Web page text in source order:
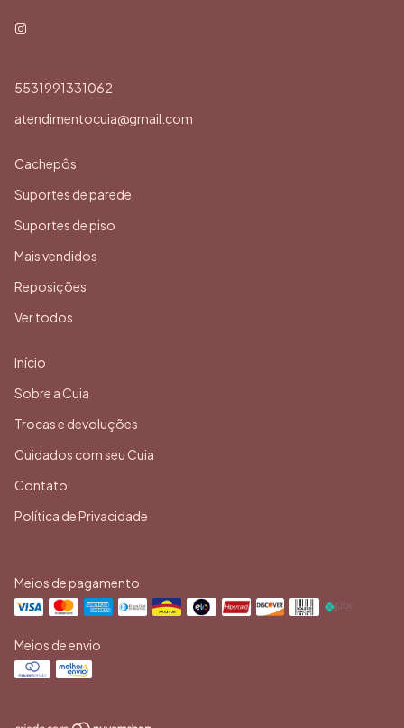
5531991331062
atendimentocuia@gmail.com
Cachepôs
Suportes de parede
Suportes de piso
Mais vendidos
Reposições
Ver todos
Início
Sobre a Cuia
Trocas e devoluções
Cuidados com seu Cuia
Contato
Política de Privacidade
Meios de pagamento
Meios de envio